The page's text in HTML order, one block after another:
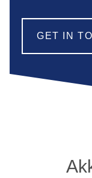
GET IN